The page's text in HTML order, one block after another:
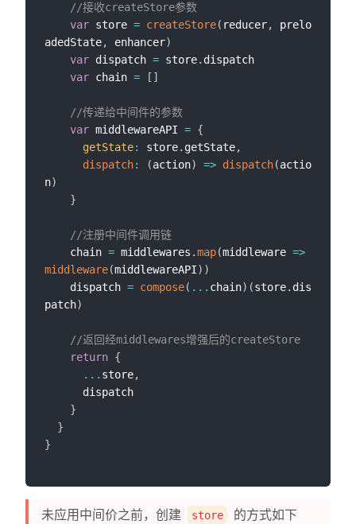
//接收createStore参数
var store = createStore( reducer,
prelo
adedState, enhancer)
var dispatch = store. dispatch
var chain = [ ]
//传递给中间件的参数
var middlewareAPI = {
getState: store. getState,
dispatch: (action) => dispatch(actio
n)
}
//注册中间件调用链
    chain
= middlewares .map(middleware =>
middleware(middlewareAPI) )
    dispatch
= compose( ... chain) (store. dis
patch)
//返回经middlewares增强后的createStore
return {
... store,
}
}
}
未应用中间价之前，创建 store 的方式如下